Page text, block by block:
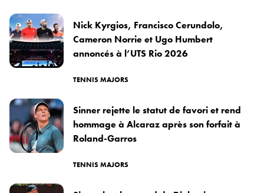
Nick Kyrgios, Francisco Cerundolo,
Cameron Norrie et Ugo Humbert
annoncés à l’UTS Rio 2026
TENNIS MAJORS
Sinner rejette le statut de favori et rend
hommage à Alcaraz après son forfait à
Roland-Garros
TENNIS MAJORS